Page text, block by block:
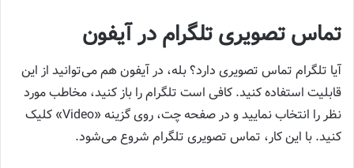
تماس تصویری تلگرام در آیفون
آیا تلگرام تماس تصویری دارد؟ بله، در آیفون هم می‌توانید از این
قابلیت استفاده کنید. کافی است تلگرام را باز کنید، مخاطب مورد
نظر را انتخاب نمایید و در صفحه چت، روی گزینه «Video» کلیک
کنید. با این کار، تماس تصویری تلگرام شروع می‌شود.